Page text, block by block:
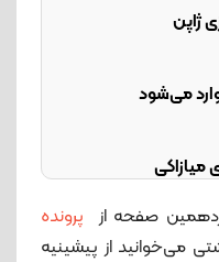
ژاپن
می‌شود
میازاکی
صفحه از پرونده
می‌خوانید از پیشینیه